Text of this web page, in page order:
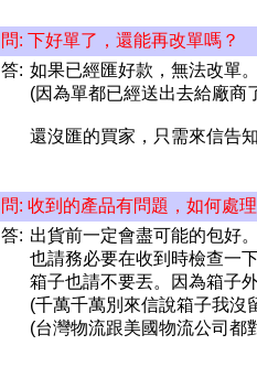
問: 下好單了，還能再改單嗎？
答: 如果已經匯好款，無法改單
(因為單都已經送出去給廠商
還沒匯的買家，只需來信告
問: 收到的產品有問題，如何處
答: 出貨前一定會盡可能的包好
也請務必要在收到時檢查一
箱子也請不要丟。因為箱子
(千萬千萬別來信說箱子我沒
(台灣物流跟美國物流公司都